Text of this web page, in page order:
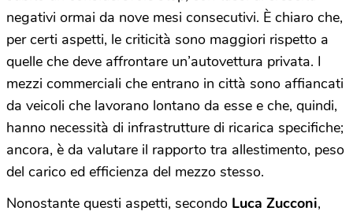
negativi ormai da nove mesi consecutivi. È chiaro che,
per certi aspetti, le criticità sono maggiori rispetto a
quelle che deve affrontare un’autovettura privata. I
mezzi commerciali che entrano in città sono affiancati
da veicoli che lavorano lontano da esse e che, quindi,
hanno necessità di infrastrutture di ricarica specifiche;
ancora, è da valutare il rapporto tra allestimento, peso
del carico ed efficienza del mezzo stesso.
Nonostante questi aspetti, secondo Luca Zucconi,